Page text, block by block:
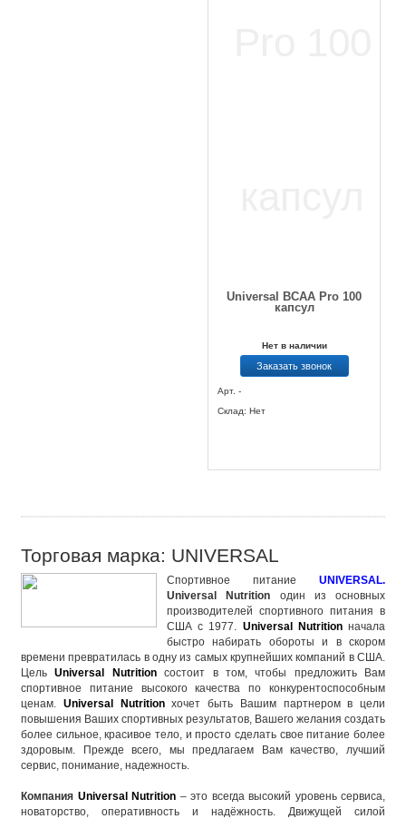
Universal BCAA Pro 100
капсул
Нет в наличии
Заказать звонок
Арт. -
Склад: Нет
Торговая марка: UNIVERSAL
Спортивное питание UNIVERSAL.
Universal Nutrition один из основных
производителей спортивного питания в
США с 1977. Universal Nutritionначала
быстро набирать обороты и в скором
времени превратилась в одну из самых крупнейших компаний в США.
ЦельUniversal Nutritionсостоит в том, чтобы предложить Вам
спортивное питание высокого качества по конкурентоспособным
ценам. Universal Nutritionхочет быть Вашим партнером в цели
повышения Ваших спортивных результатов, Вашего желания создать
более сильное, красивое тело, и просто сделать свое питание более
здоровым. Прежде всего, мы предлагаем Вам качество, лучший
сервис, понимание, надежность.
Компания Universal Nutrition – это всегда высокий уровень сервиса,
новаторство, оперативность и надёжность. Движущей силой